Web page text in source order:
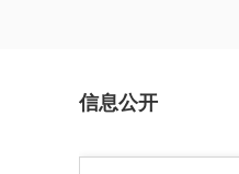
信息公开